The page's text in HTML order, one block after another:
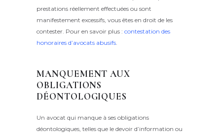
prestations réellement effectuées ou sont
manifestement excessifs, vous êtes en droit de les
contester. Pour en savoir plus : contestation des
honoraires d’avocats abusifs
MANQUEMENT AUX
OBLIGATIONS
DÉONTOLOGIQUES
Un avocat qui manque à ses obligations
déontologiques, telles que le devoir d’information ou